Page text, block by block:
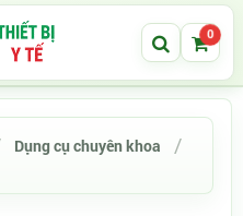
0
Dụng cụ chuyên khoa